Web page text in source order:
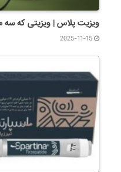
ویزیت پلاس | ویزیتی که سه
2025-11-15